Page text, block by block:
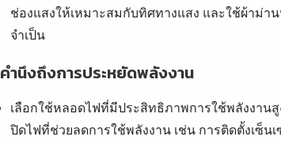
ช่องแสงให้เหมาะสมกับทิศทางแสง และใช้ผ้าม่
จำเป็น
คำนึงถึงการประหยัดพลังงาน
เลือกใช้หลอดไฟที่มีประสิทธิภาพการใช้พลังงาน
ปิดไฟที่ช่วยลดการใช้พลังงาน เช่น การติดตั้งเซ็น